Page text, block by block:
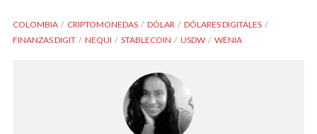
COLOMBIA CRIPTOMONEDAS DÓLAR
DÓLARES DIGITALES
FINANZAS DIGIT
NEQUI STABLECOIN USDW WENIA